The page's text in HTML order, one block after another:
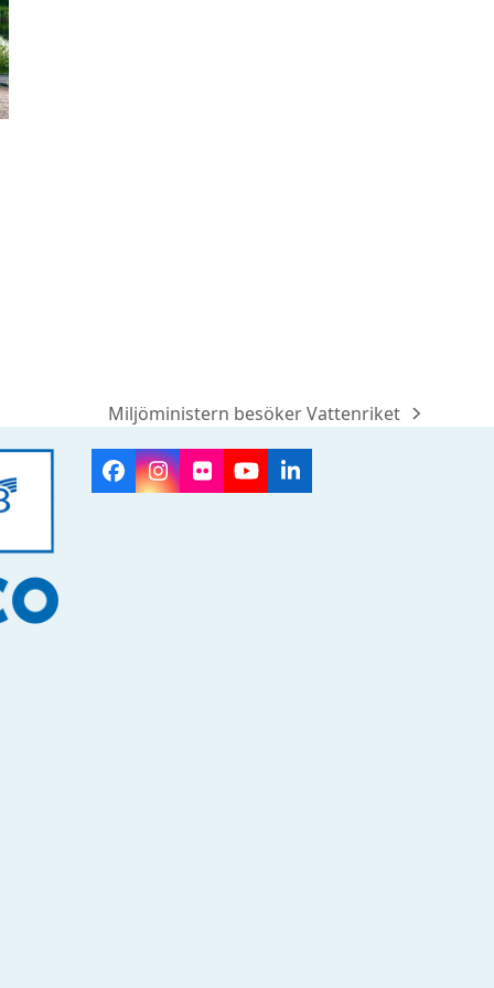
next
post:
Miljöministern besöker Vattenriket
Facebook
Instagram
FlickrYouTubeLinkedIn